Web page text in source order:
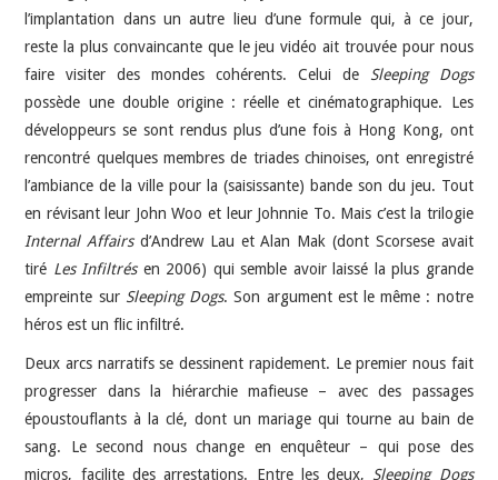
l’implantation dans un autre lieu d’une formule qui, à ce jour,
reste la plus convaincante que le jeu vidéo ait trouvée pour nous
faire visiter des mondes cohérents. Celui de Sleeping Dogs
possède une double origine : réelle et cinématographique. Les
développeurs se sont rendus plus d’une fois à Hong Kong, ont
rencontré quelques membres de triades chinoises, ont enregistré
l’ambiance de la ville pour la (saisissante) bande son du jeu. Tout
en révisant leur John Woo et leur Johnnie To. Mais c’est la trilogie
Internal Affairsd’Andrew Lau et Alan Mak (dont Scorsese avait
tiré Les Infiltrésen 2006) qui semble avoir laissé la plus grande
empreinte sur Sleeping Dogs. Son argument est le même : notre
héros est un flic infiltré.
Deux arcs narratifs se dessinent rapidement. Le premier nous fait
progresser dans la hiérarchie mafieuse – avec des passages
époustouflants à la clé, dont un mariage qui tourne au bain de
sang. Le second nous change en enquêteur – qui pose des
micros, facilite des arrestations. Entre les deux, Sleeping Dogs